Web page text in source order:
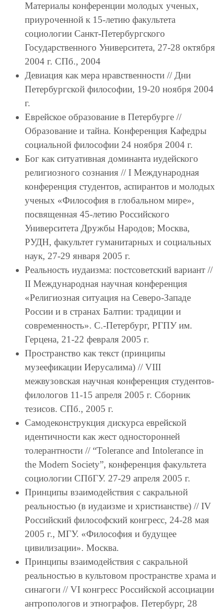
Материалы конференции молодых ученых,
приуроченной к 15-летию факультета
социологии Санкт-Петербургского
Государственного Университета, 27-28 октября
2004 г. СПб., 2004
Девиация как мера нравственности // Дни
Петербургской философии, 19-20 ноября 2004
г.
Еврейское образование в Петербурге //
Образование и тайна. Конференция Кафедры
социальной философии 24 ноября 2004 г.
Бог как ситуативная доминанта иудейского
религиозного сознания // I Международная
конференция студентов, аспирантов и молодых
ученых «Философия в глобальном мире»,
посвященная 45-летию Российского
Университета Дружбы Народов; Москва,
РУДН, факультет гуманитарных и социальных
наук, 27-29 января 2005 г.
Реальность иудаизма: постсоветский вариант //
II Международная научная конференция
«Религиозная ситуация на Северо-Западе
России и в странах Балтии: традиции и
современность». С.-Петербург, РГПУ им.
Герцена, 21-22 февраля 2005 г.
Пространство как текст (принципы
музеефикации Иерусалима) // VIII
межвузовская научная конференция студентов-
филологов 11-15 апреля 2005 г. Сборник
тезисов. СПб., 2005 г.
Самодеконструкция дискурса еврейской
идентичности как жест односторонней
толерантности // “Tolerance and Intolerance in
the Modern Society”, конференция факультета
социологии СПбГУ. 27-29 апреля 2005 г.
Принципы взаимодействия с сакральной
реальностью (в иудаизме и христианстве) // IV
Российский философский конгресс, 24-28 мая
2005 г., МГУ. «Философия и будущее
цивилизации». Москва.
Принципы взаимодействия с сакральной
реальностью в культовом пространстве храма и
синагоги // VI конгресс Российской ассоциации
антропологов и этнографов. Петербург, 28